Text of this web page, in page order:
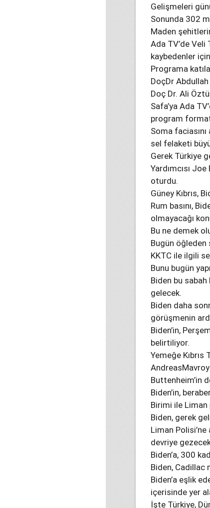
Gelişmeleri
Sonunda 302
Maden
Ada TV’de Veli
kaybedenler
Programa
DoçDr
Doç Dr. Ali
Safa’ya Ada
program
Soma
sel felaketi
Gerek Türkiye
Yardımcısı
oturdu.
Güney Kıbrıs,
Rum basını,
olmayacağı
Bu ne demek
Bugün öğleden
KKTC ile ilgili
Bunu bugün
Biden bu sabah
gelecek.
Biden daha
görüşmenin
Biden’in,
belirtiliyor.
Yemeğe
Buttenheim’in
Biden’in,
Birimi ile
Biden, gerek
Liman Polisi’ne
devriye
Biden’a, 300
Biden, Cadillac
Biden’a eşlik
içerisinde yer
İşte Türkiye,